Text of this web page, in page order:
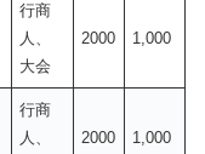
行商
人、
大会
2000 1,000
行商
人、
2000 1,000